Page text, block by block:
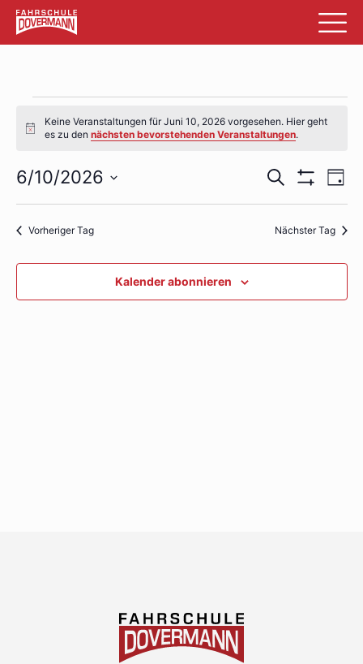
Veranstaltungen
für
Juni
10,
2026
Hinweis
Keine Veranstaltungen für Juni 10, 2026 vorgesehen. Hier geht
es zu dennächsten bevorstehenden Veranstaltungen.
Suche
und
Suche
Anzeigen
Tag
6/10/2026
Vorheriger Tag Nächster Tag
Kalender abonnieren